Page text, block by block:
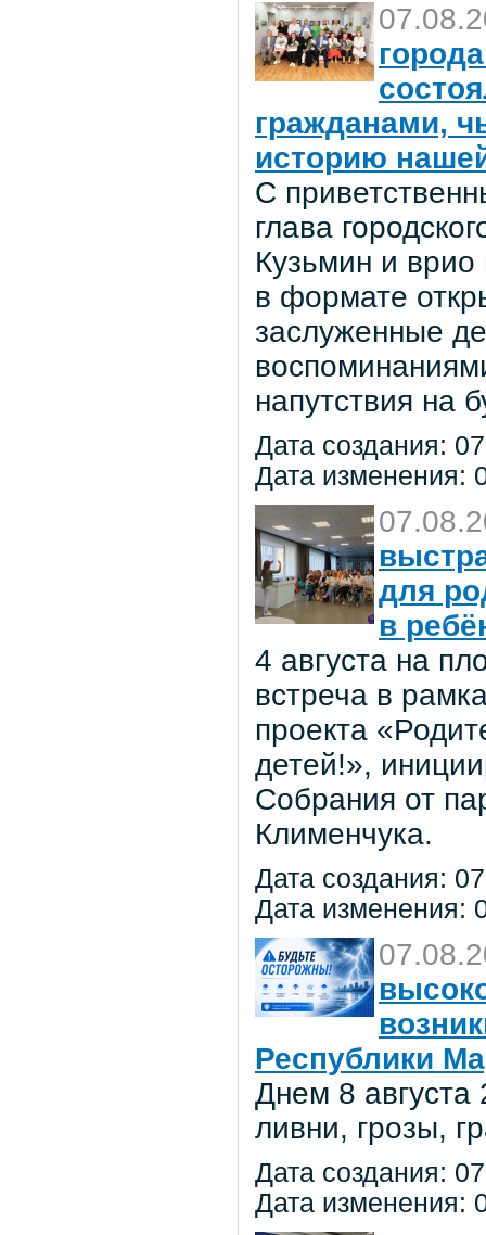
гражданами,
историю
С
глава
Кузьмин и
в формате
заслуженные
напутствия на
Дата создания:
Дата изменения:
для
в
4 августа на
встреча в
проекта
детей!»,
Собрания от
Клименчука.
Дата создания:
Дата изменения:
Республики
Днем 8
ливни, грозы,
Дата создания:
Дата изменения: